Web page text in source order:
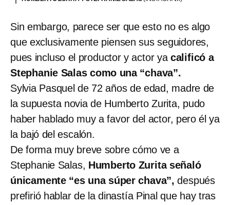
Sin embargo, parece ser que esto no es algo
que exclusivamente piensen sus seguidores,
pues incluso el productor y actor ya calificó a
Stephanie Salas como una “chava”.
Sylvia Pasquel de 72 años de edad, madre de
la supuesta novia de Humberto Zurita, pudo
haber hablado muy a favor del actor, pero él ya
la bajó del escalón.
De forma muy breve sobre cómo ve a
Stephanie Salas, Humberto Zurita señaló
únicamente “es una súper chava”, después
prefirió hablar de la dinastía Pinal que hay tras